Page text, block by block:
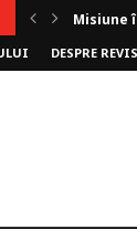
Invoker
Falia
Arhivele
Axa lui
DESPRE